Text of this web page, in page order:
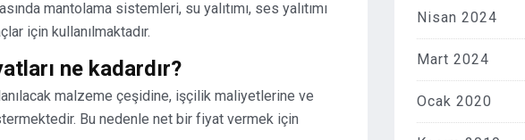
mantolama sistemleri, su yalıtımı, ses yalıtımı
için kullanılmaktadır.
ne kadardır?
malzeme çeşidine, işçilik maliyetlerine ve
Bu nedenle net bir fiyat vermek için
Nisan 2024
Mart 2024
Ocak 2020